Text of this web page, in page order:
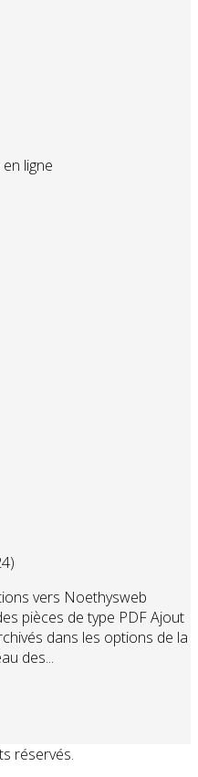
ligne
vers Noethysweb
pièces de type PDF Ajout
dans les options de la
des...
réservés.